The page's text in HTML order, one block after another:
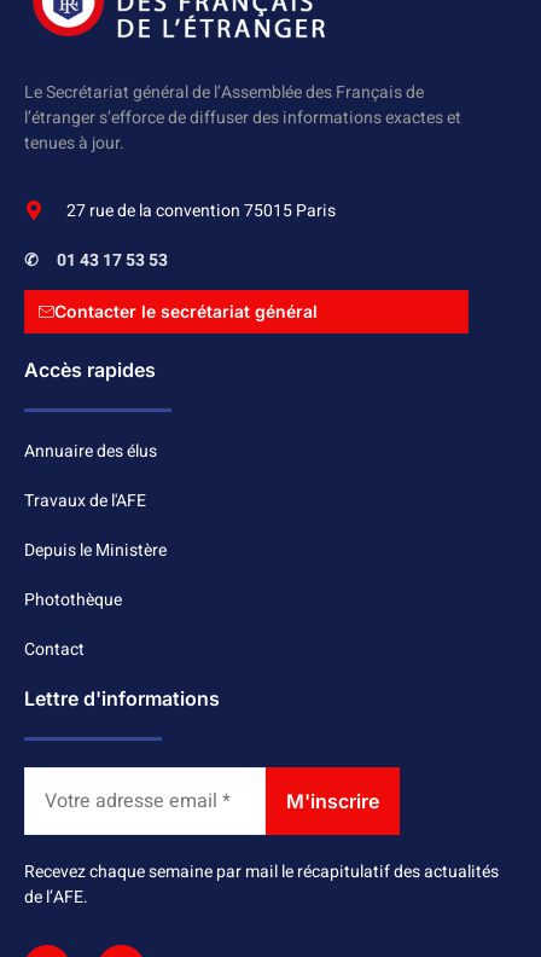
Le Secrétariat général de l’Assemblée des Français de
l’étranger s’efforce de diffuser des informations exactes et
tenues à jour.
27 rue de la convention 75015 Paris
✆ 01 43 17 53 53
Contacter le secrétariat général
Accès rapides
Annuaire des élus
Travaux de l'AFE
Depuis le Ministère
Photothèque
Contact
Lettre d'informations
Recevez chaque semaine par mail le récapitulatif des actualités
de l’AFE.